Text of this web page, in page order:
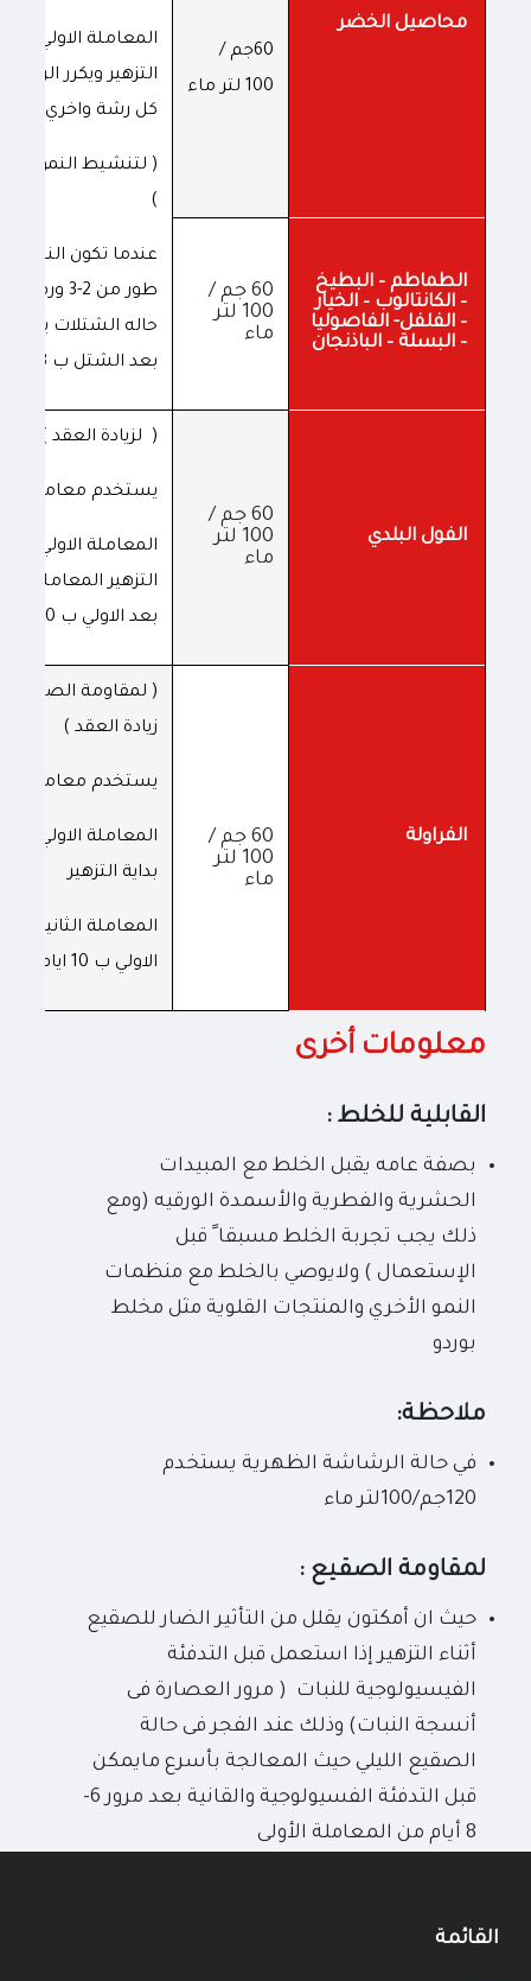
محاصيل الخضر
60جم /
100 لتر ماء
المعاملة الاولي مع
التزهير ويكرر الرش
كل رشة واخري 10 ايام
( لتنشيط النمو
)
عندما تكون
طور من 2-3
حاله الشتلات يتم
بعد الشتل ب 8-10 ايام
الطماطم – البطيخ
– الكانتالوب – الخيار
– الفلفل- الفاصوليا
– البسلة – الباذنجان
60 جم /
100 لتر
ماء
الفول البلدي
60 جم /
100 لتر
ماء
( لزيادة العقد )
يستخدم معاملتين
المعاملة الاولي مع
التزهير المعاملة
بعد الاولي ب 10 ايام
الفراولة
60 جم /
100 لتر
ماء
( لمقاومة الصقيع و
زيادة العقد )
يستخدم معاملتين
المعاملة الاولي : مع
بداية التزهير
المعاملة الثانية :
الاولي ب 10 ايام
معلومات أخرى
القابلية للخلط :
بصفة عامه يقبل الخلط مع المبيدات
الحشرية والفطرية والأسمدة الورقيه (ومع
ذلك يجب تجربة الخلط مسبقا ً قبل
الإستعمال ) ولايوصي بالخلط مع منظمات
النمو الأخري والمنتجات القلوية مثل مخلط
بوردو
ملاحظة:
في حالة الرشاشة الظهرية يستخدم
120جم/100لتر ماء
لمقاومة الصقيع :
حيث ان أمكتون يقلل من التأثير الضار للصقيع
أثناء التزهير إذا استعمل قبل التدفئة
الفيسيولوجية للنبات ( مرور العصارة فى
أنسجة النبات) وذلك عند الفجر فى حالة
الصقيع الليلي حيث المعالجة بأسرع مايمكن
قبل التدفئة الفسيولوجية والقانية بعد مرور 6-
8 أيام من المعاملة الأولى
القائمة